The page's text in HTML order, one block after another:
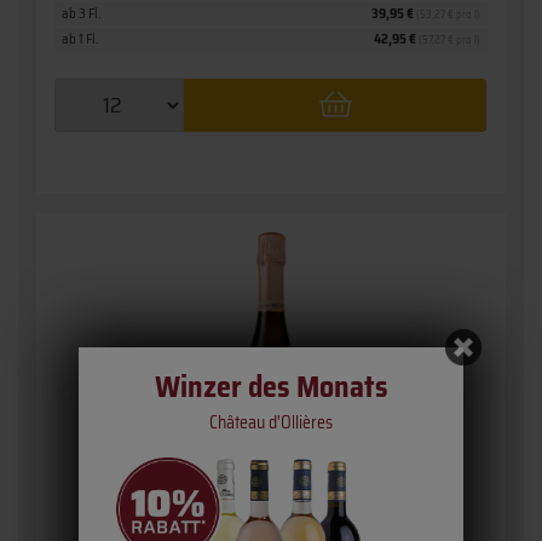
Winzer des Monats
Château d'Ollières
ab 1 Fl. 42,95 €
ab 3 Fl. 39,95 €